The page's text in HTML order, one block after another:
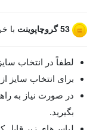
53گروچاپوینت با
لطفاً در انتخاب
برای انتخاب سایز
در صورت نیاز به
بگیرید.